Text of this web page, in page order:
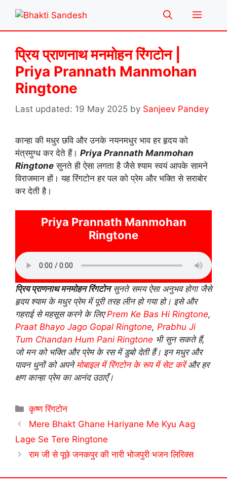
content
Menu
प्रिय प्राणनाथ मनमोहन रिंगटोन |
Priya Prannath Manmohan
Ringtone
19 May 2025 by Sanjeev Pandey
कान्हा की मधुर छवि और उनके नयनमधुर भाव हर हृदय को
मंत्रमुग्ध कर देते हैं। Priya Prannath Manmohan
Ringtone सुनते ही ऐसा लगता है जैसे श्याम स्वयं आपके सामने
विराजमान हों। यह रिंगटोन हर पल को प्रेम और भक्ति से सराबोर
कर देती है।
Priya Prannath Manmohan
Ringtone
प्रिय प्राणनाथ मनमोहन रिंगटोनसुनते समय ऐसा अनुभव होगा जैसे
हृदय श्याम के मधुर प्रेम में पूरी तरह लीन हो गया हो। इसे और
गहराई से महसूस करने के लिएPrem Ke Bas Hi Ringtone,
Praat Bhayo Jago Gopal Ringtone, Prabhu Ji
Tum Chandan Hum Pani Ringtone भी सुन सकते हैं,
जो मन को भक्ति और प्रेम के रस में डुबो देती हैं। इन मधुर और
पावन धुनों को अपनेमोबाइल में रिंगटोन के रूप में सेट करेंऔर हर
क्षण कान्हा प्रेम का आनंद उठाएँ।
Categories
कृष्ण रिंगटोन
Mere Bhakt Ghane Hariyane Me Kyu Aag
Lage Se Tere Ringtone
राम जी से पूछे जनकपुर की नारी भोजपुरी भजन लिरिक्स